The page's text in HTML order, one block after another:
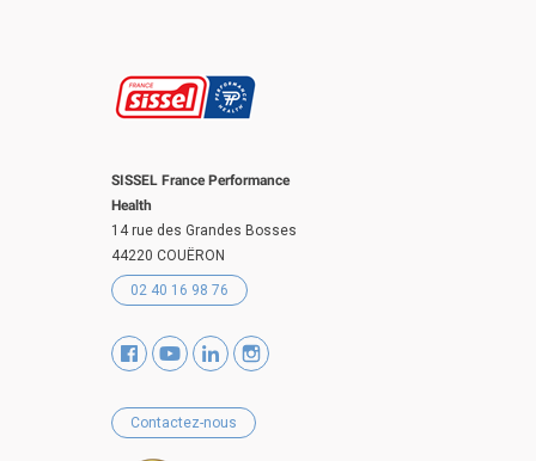
SISSEL France Performance
Health
14 rue des Grandes Bosses
44220 COUËRON
02 40 16 98 76
Contactez-nous